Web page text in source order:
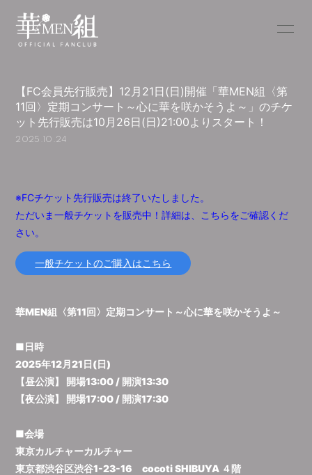
SCHEDULE PROFILE
BLOG RADIO
無料会員登録 ログイン
【FC会員先行販売】12月21日(日)開催「華MEN組〈第
11回〉定期コンサート～心に華を咲かそうよ～」のチケ
ット先行販売は10月26日(日)21:00よりスタート！
2025.10.24
※FCチケット先行販売は終了いたしました。
ただいま一般チケットを販売中！詳細は、こちらをご確認くだ
さい。
一般チケットのご購入はこちら
華MEN組〈第11回〉定期コンサート～心に華を咲かそうよ～
■日時
2025年12月21日(日)
【昼公演】 開場13:00 / 開演13:30
【夜公演】 開場17:00 / 開演17:30
■会場
東京カルチャーカルチャー
東京都渋谷区渋谷1-23-16 cocoti SHIBUYA ４階